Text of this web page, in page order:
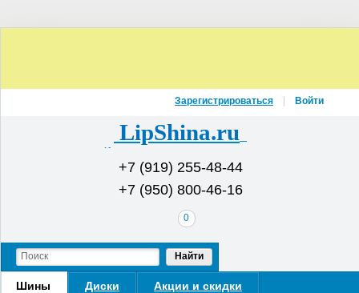
LipShina.ru
Интернет-магазин шин и дисков
+7 (919) 255-48-44
+7 (950) 800-46-16
В
вашей
корзине
0
Шины Диски Акции и скидки
Найти
Зарегистрироваться Войти